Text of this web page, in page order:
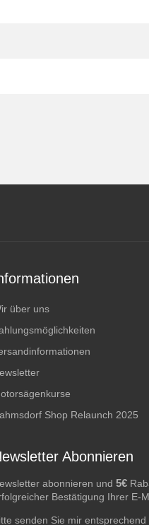
über uns
Shop Relaunch 2025
Abonnieren
abonnieren und 5€
Bestätigung Ihrer E-
senden Sie mir entsprechend